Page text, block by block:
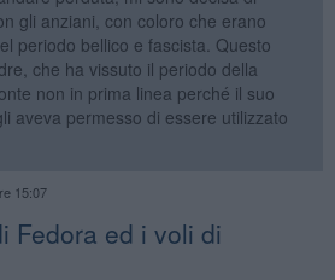
gli anziani, con coloro che erano
periodo bellico e fascista. Questo
che ha vissuto il periodo della
non in prima linea perché il suo
aveva permesso di essere utilizzato
15:07
Fedora ed i voli di